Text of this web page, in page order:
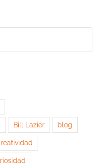
Bill Lazier blog